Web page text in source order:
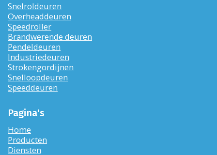
Snelroldeuren
Overheaddeuren
Speedroller
Brandwerende deuren
Pendeldeuren
Industriedeuren
Strokengordijnen
Snelloopdeuren
Speeddeuren
Pagina's
Home
Producten
Diensten